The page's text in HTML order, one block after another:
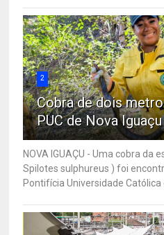
2
Cobra de dois
PUC de Nova Iguaçu
NOVA IGUAÇU - Uma cobra da
Spilotes sulphureus ) foi
Pontifícia Universidade Católica